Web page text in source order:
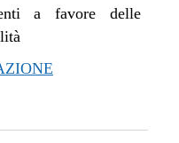
a favore delle